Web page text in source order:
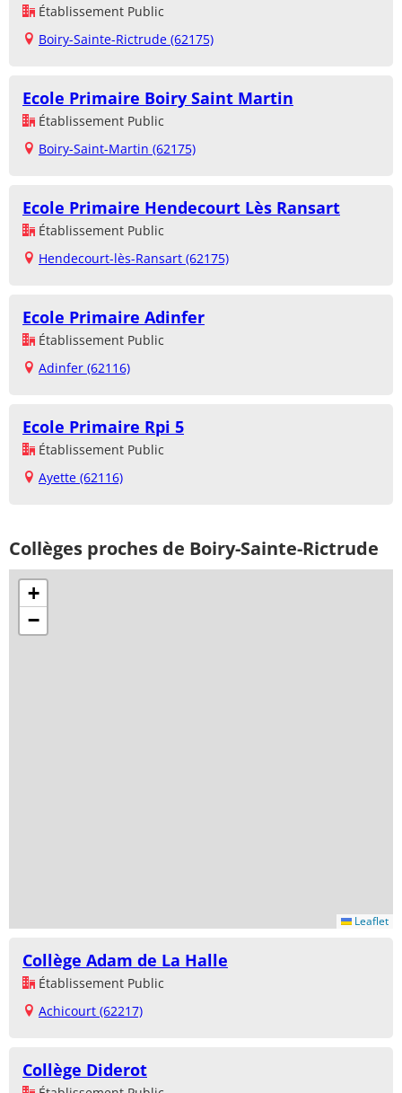
Établissement Public
Boiry-Sainte-Rictrude (62175)
Ecole Primaire Boiry Saint Martin
Établissement Public
Boiry-Saint-Martin (62175)
Ecole Primaire Hendecourt Lès Ransart
Établissement Public
Hendecourt-lès-Ransart (62175)
Ecole Primaire Adinfer
Établissement Public
Adinfer (62116)
Ecole Primaire Rpi 5
Établissement Public
Ayette (62116)
Collèges proches de Boiry-Sainte-Rictrude
+
−
Leaflet
Collège Adam de La Halle
Établissement Public
Achicourt (62217)
Collège Diderot